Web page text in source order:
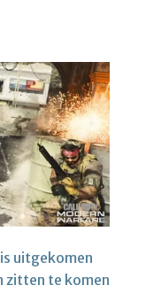
uitgekomen
zitten te komen